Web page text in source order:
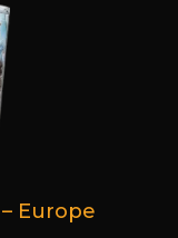
Europe